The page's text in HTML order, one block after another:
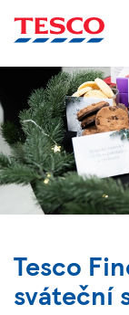
Tesco
sváteční